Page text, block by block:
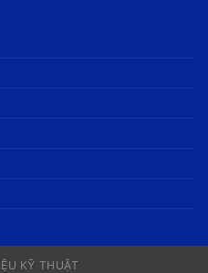
KỸ THUẬT